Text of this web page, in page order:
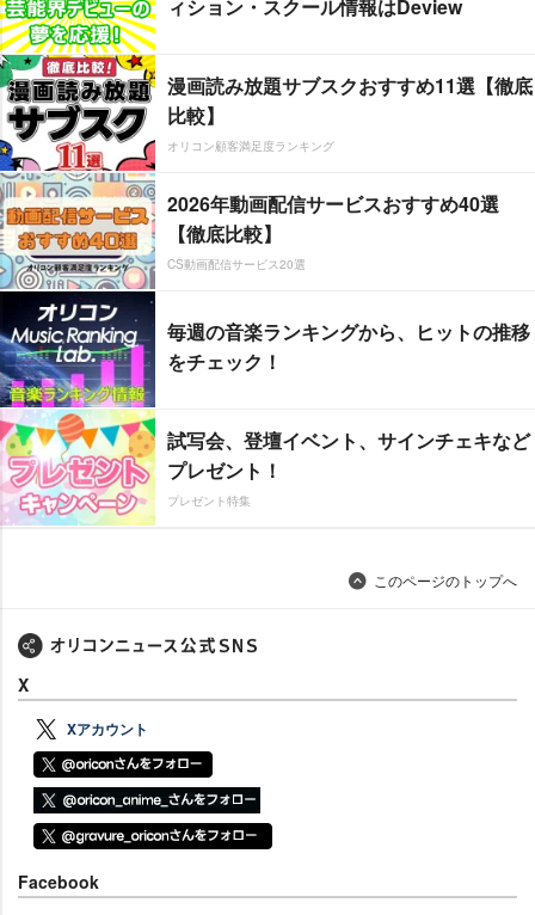
ィション・スクール情報はDeview
漫画読み放題サブスクおすすめ11選【徹底
比較】
オリコン顧客満足度ランキング
2026年動画配信サービスおすすめ40選
【徹底比較】
CS動画配信サービス20選
毎週の音楽ランキングから、ヒットの推移
をチェック！
試写会、登壇イベント、サインチェキなど
プレゼント！
プレゼント特集
このページのトップへ
X
Xアカウント
Facebook